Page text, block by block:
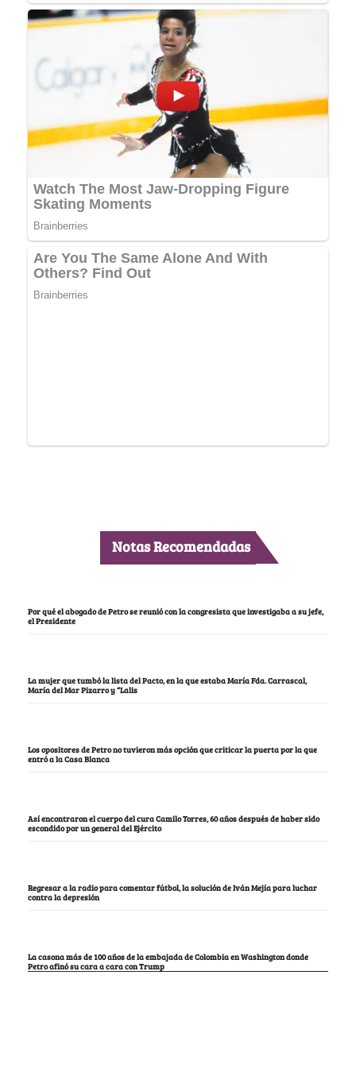
Notas Recomendadas
Por qué el abogado de Petro se reunió con la congresista que investigaba a su jefe,
el Presidente
La mujer que tumbó la lista del Pacto, en la que estaba María Fda. Carrascal,
María del Mar Pizarro y “Lalis
Los opositores de Petro no tuvieron más opción que criticar la puerta por la que
entró a la Casa Blanca
Así encontraron el cuerpo del cura Camilo Torres, 60 años después de haber sido
escondido por un general del Ejército
Regresar a la radio para comentar fútbol, la solución de Iván Mejía para luchar
contra la depresión
La casona más de 100 años de la embajada de Colombia en Washington donde
Petro afinó su cara a cara con Trump